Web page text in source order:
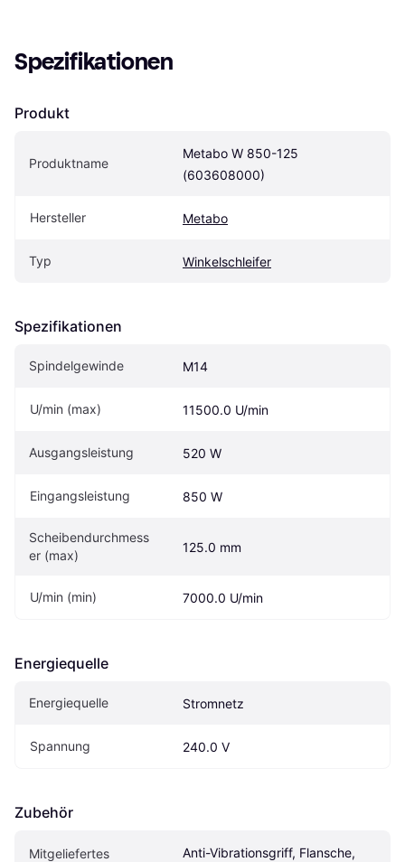
Spezifikationen
Produkt
Produktname
Metabo W 850-125
(603608000)
Hersteller Metabo
Typ Winkelschleifer
Spezifikationen
Spindelgewinde M14
U/min (max) 11500.0 U/min
Ausgangsleistung 520 W
Eingangsleistung 850 W
Scheibendurchmess
er (max)
125.0 mm
U/min (min) 7000.0 U/min
Energiequelle
Energiequelle Stromnetz
Spannung 240.0 V
Zubehör
Mitgeliefertes Anti-Vibrationsgriff, Flansche,